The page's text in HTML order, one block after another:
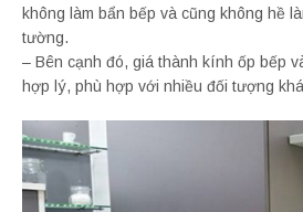
không làm bẩn bếp và cũng không hề
tường.
– Bên cạnh đó, giá thành kính ốp bếp
hợp lý, phù hợp với nhiều đối tượng